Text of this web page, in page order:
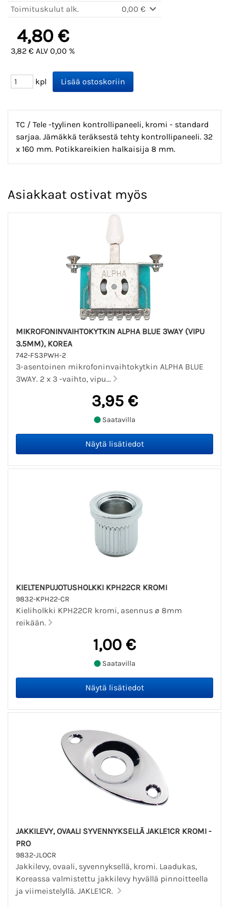
Toimituskulut alk.
0,00 €
4,80 €
3,82 € ALV 0,00 %
kpl
TC / Tele -tyylinen kontrollipaneeli, kromi - standard
sarjaa. Jämäkkä teräksestä tehty kontrollipaneeli. 32
x 160 mm. Potikkareikien halkaisija 8 mm.
Asiakkaat ostivat myös
MIKROFONINVAIHTOKYTKIN ALPHA BLUE 3WAY (VIPU
3.5MM), KOREA
742-FS3PWH-2
3-asentoinen mikrofoninvaihtokytkin ALPHA BLUE
3WAY. 2 x 3 -vaihto, vipu...
3,95 €
Saatavilla
KIELTENPUJOTUSHOLKKI KPH22CR KROMI
9832-KPH22-CR
Kieliholkki KPH22CR kromi, asennus ø 8mm
reikään.
1,00 €
Saatavilla
JAKKILEVY, OVAALI SYVENNYKSELLÄ JAKLE1CR KROMI -
PRO
9832-JLOCR
Jakkilevy, ovaali, syvennyksellä, kromi. Laadukas,
Koreassa valmistettu jakkilevy hyvällä pinnoitteella
ja viimeistelyllä. JAKLE1CR.